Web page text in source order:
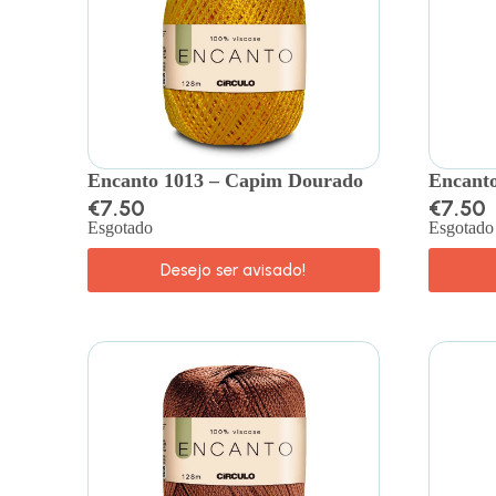
Encanto 1013 – Capim Dourado
€7.50
Esgotado
Desejo ser avisado!
€7.50
Esgotado